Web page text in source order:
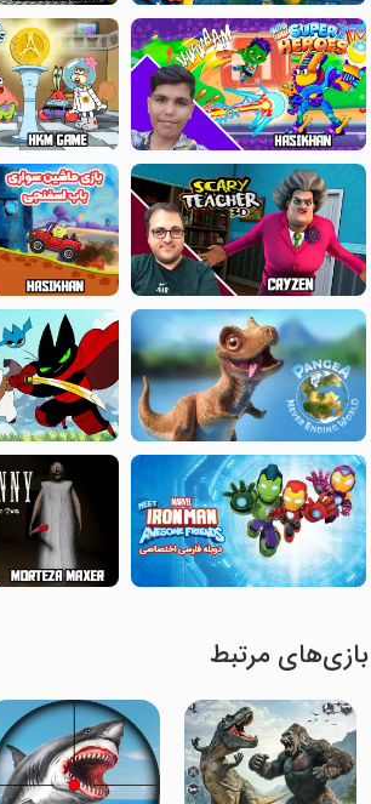
بازی‌های مرتبط